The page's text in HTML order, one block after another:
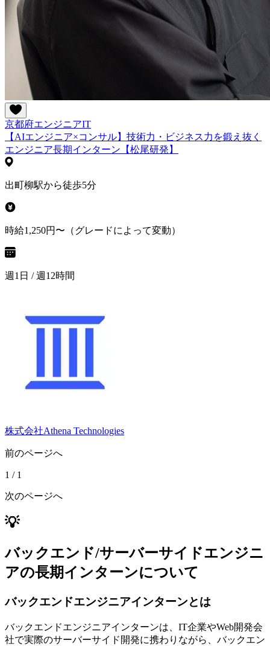
京都府エンジニアIT
【AIエンジニア×コンサル】技術力・ビジネス力を鍛え抜く
エンジニア長期インターン【松尾研発】
出町柳駅から徒歩5分
時給1,250円〜（グレードによって変動）
週1日 / 週12時間
株式会社Athena Technologies
前のページへ
1 / 1
次のページへ
💡
バックエンド/サーバーサイドエンジニ
アの長期インターンについて
バックエンドエンジニアインターンとは
バックエンドエンジニアインターンは、IT企業やWeb開発会
社で実際のサーバーサイド開発に携わりながら、バックエン